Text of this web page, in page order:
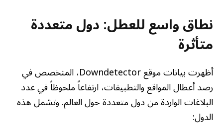
نطاق واسع للعطل: دول متعددة
متأثرة
أظهرت بيانات موقع Downdetector، المتخصص في
رصد أعطال المواقع والتطبيقات، ارتفاعاً ملحوظاً في عدد
البلاغات الواردة من دول متعددة حول العالم. وتشمل هذه
الدول: